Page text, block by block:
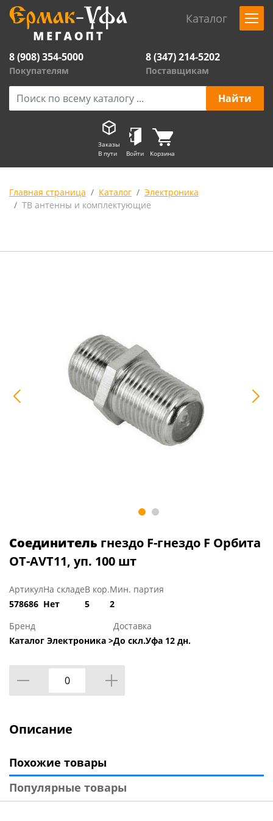
Каталог
8 (908) 354-5000
Покупателям
8 (347) 214-5202
Поставщикам
Заказы
В пути
Войти Корзина
Главная страница Каталог
Электроника
ТВ антенны и комплектующие
Соединитель гнездо F-гнездо F Орбита
OT-AVT11, уп. 100 шт
Артикул
578686
На складе
Нет
В кор.
5
Мин. партия
2
Бренд
Каталог Электроника >
Доставка
До скл.Уфа 12 дн.
Описание
Похожие товары
Популярные товары